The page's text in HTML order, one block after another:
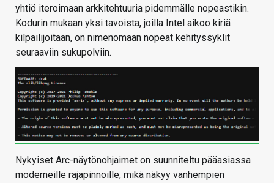
yhtiö iteroimaan arkkitehtuuria pidemmälle nopeastikin.
Kodurin mukaan yksi tavoista, joilla Intel aikoo kiriä
kilpailijoitaan, on nimenomaan nopeat kehityssyklit
seuraaviin sukupolviin.
Nykyiset Arc-näytönohjaimet on suunniteltu pääasiassa
moderneille rajapinnoille, mikä näkyy vanhempien